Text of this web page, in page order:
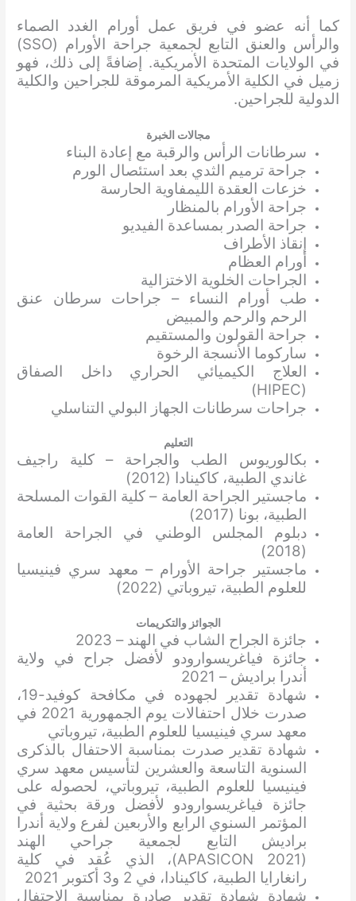
كما أنه عضو في فريق عمل أورام الغدد الصماء
والرأس والعنق التابع لجمعية جراحة الأورام (SSO)
في الولايات المتحدة الأمريكية. إضافةً إلى ذلك، فهو
زميل في الكلية الأمريكية المرموقة للجراحين والكلية
الدولية للجراحين.
مجالات الخبرة
سرطانات الرأس والرقبة مع إعادة البناء
جراحة ترميم الثدي بعد استئصال الورم
خزعات العقدة الليمفاوية الحارسة
جراحة الأورام بالمنظار
جراحة الصدر بمساعدة الفيديو
إنقاذ الأطراف
أورام العظام
الجراحات الخلوية الاختزالية
طب أورام النساء – جراحات سرطان عنق
الرحم والرحم والمبيض
جراحة القولون والمستقيم
ساركوما الأنسجة الرخوة
العلاج الكيميائي الحراري داخل الصفاق
(HIPEC)
جراحات سرطانات الجهاز البولي التناسلي
التعليم
بكالوريوس الطب والجراحة – كلية راجيف
غاندي الطبية، كاكينادا (2012)
ماجستير الجراحة العامة – كلية القوات المسلحة
الطبية، بونا (2017)
دبلوم المجلس الوطني في الجراحة العامة
(2018)
ماجستير جراحة الأورام – معهد سري فينيسيا
للعلوم الطبية، تيروباتي (2022)
الجوائز والتكريمات
جائزة الجراح الشاب في الهند – 2023
جائزة فياغريسوارودو لأفضل جراح في ولاية
أندرا براديش – 2021
شهادة تقدير لجهوده في مكافحة كوفيد-19،
صدرت خلال احتفالات يوم الجمهورية 2021 في
معهد سري فينيسيا للعلوم الطبية، تيروباتي
شهادة تقدير صدرت بمناسبة الاحتفال بالذكرى
السنوية التاسعة والعشرين لتأسيس معهد سري
فينيسيا للعلوم الطبية، تيروباتي، لحصوله على
جائزة فياغريسوارودو لأفضل ورقة بحثية في
المؤتمر السنوي الرابع والأربعين لفرع ولاية أندرا
براديش التابع لجمعية جراحي الهند
(APASICON 2021)، الذي عُقد في كلية
رانغارايا الطبية، كاكينادا، في 2 و3 أكتوبر 2021
شهادة شهادة تقدير صادرة بمناسبة الاحتفال